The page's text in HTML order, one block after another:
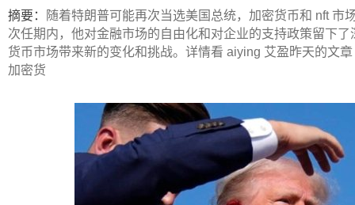
摘要：
随着特朗普可能再次当选美国总统，加密货币和 nft 市
次任期内，他对金融市场的自由化和对企业的支持政策留下
货币市场带来新的变化和挑战。详情看 aiying 艾盈昨天的文
加密货